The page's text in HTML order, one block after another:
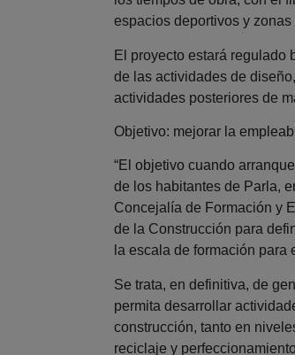
espacios deportivos y
El proyecto estará regulado
de las actividades de
actividades posteriores de
Objetivo: mejorar la
“El objetivo cuando
de los habitantes de Parla,
Concejalía de Formación y
de la Construcción para
la escala de formación para
Se trata, en definitiva, de
permita desarrollar
construcción, tanto en
reciclaje y